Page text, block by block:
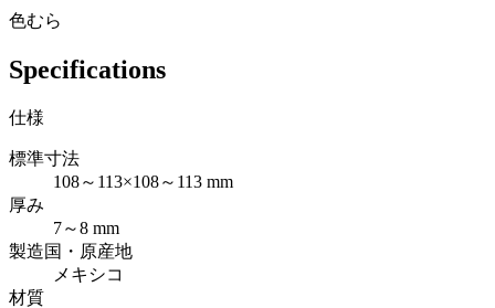
色むら
Specifications
仕様
標準寸法
108～113×108～113 mm
厚み
7～8 mm
製造国・原産地
メキシコ
材質